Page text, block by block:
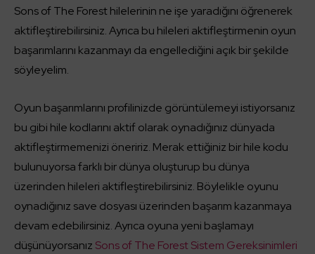
Sons of The Forest hilelerinin ne işe yaradığını öğrenerek
aktifleştirebilirsiniz. Ayrıca bu hileleri aktifleştirmenin oyun
başarımlarını kazanmayı da engellediğini açık bir şekilde
söyleyelim.
Oyun başarımlarını profilinizde görüntülemeyi istiyorsanız
bu gibi hile kodlarını aktif olarak oynadığınız dünyada
aktifleştirmemenizi öneririz. Merak ettiğiniz bir hile kodu
bulunuyorsa farklı bir dünya oluşturup bu dünya
üzerinden hileleri aktifleştirebilirsiniz. Böylelikle oyunu
oynadığınız save dosyası üzerinden başarım kazanmaya
devam edebilirsiniz. Ayrıca oyuna yeni başlamayı
düşünüyorsanız Sons of The Forest Sistem Gereksinimleri